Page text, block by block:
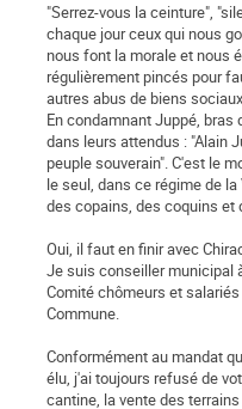
"Serrez-vous la ceinture",
chaque jour ceux qui nous
nous font la morale et nous
régulièrement pincés pour
autres abus de biens
En condamnant Juppé, bras
dans leurs attendus : "Alain
peuple souverain". C'est le
le seul, dans ce régime de
des copains, des coquins et
Oui, il faut en finir avec
Je suis conseiller municipal
Comité chômeurs et
Commune.
Conformément au mandat
élu, j'ai toujours refusé de
cantine, la vente des